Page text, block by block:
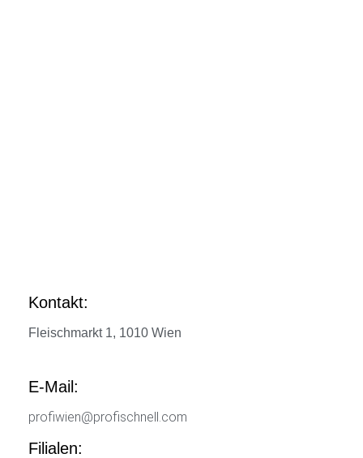
Kontakt:
Fleischmarkt 1, 1010 Wien
E-Mail:
profiwien@profischnell.com
Filialen: